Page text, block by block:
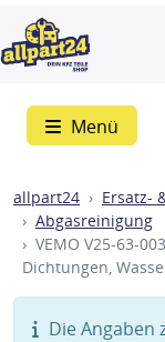
Menü
allpart24 Ersatz-
Abgasreinigung
VEMO V25-63-
Dichtungen,
Die Angaben